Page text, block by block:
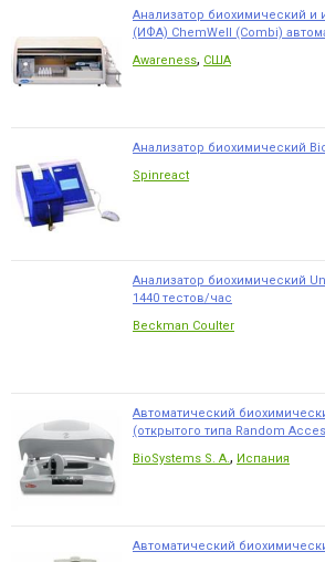
Анализатор биохимический
(ИФА) ChemWell (Combi)
Awareness, США
Анализатор биохимический
Spinreact
Анализатор биохимический
1440 тестов/час
Beckman Coulter
Автоматический
(открытого типа Random
BioSystems S. A., Испания
Автоматический